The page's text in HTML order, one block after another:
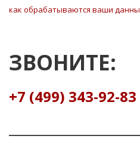
как обрабатываются ваши
ЗВОНИТЕ:
+7 (499) 343-92-83